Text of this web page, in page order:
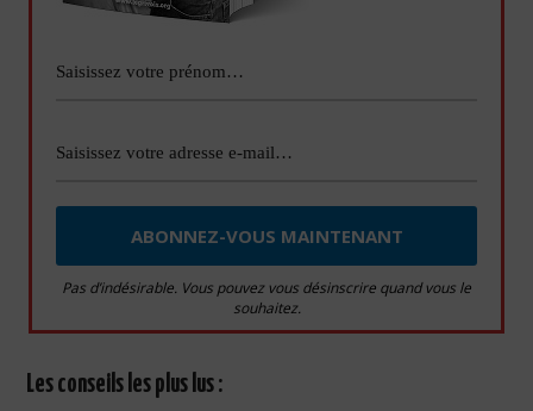
Pas d’indésirable. Vous pouvez vous désinscrire quand vous le
souhaitez.
Les conseils les plus lus :